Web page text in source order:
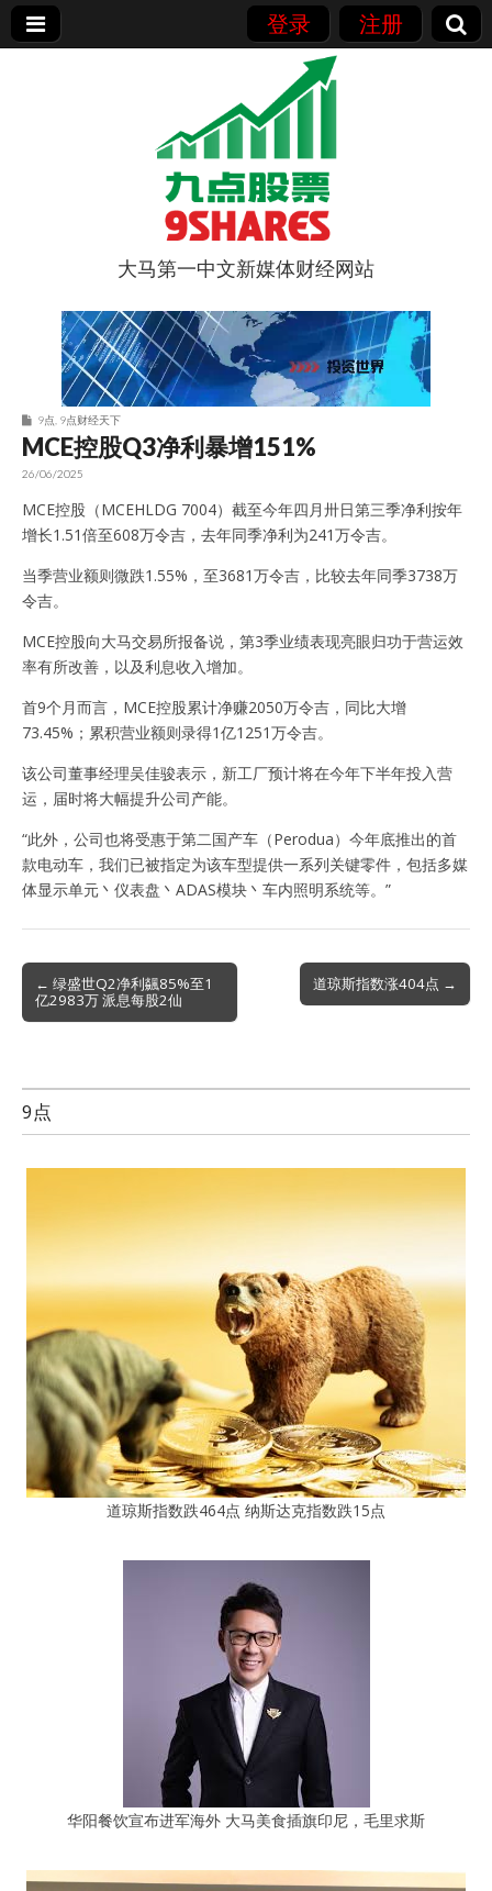
登录 注册
9点股票
大马第一中文新媒体财经网站
9点 9点财经天下
MCE控股Q3净利暴增151%
26/06/2025
MCE控股（MCEHLDG 7004）截至今年四月卅日第三季净利按年
增长1.51倍至608万令吉，去年同季净利为241万令吉。
当季营业额则微跌1.55%，至3681万令吉，比较去年同季3738万
令吉。
MCE控股向大马交易所报备说，第3季业绩表现亮眼归功于营运效
率有所改善，以及利息收入增加。
首9个月而言，MCE控股累计净赚2050万令吉，同比大增
73.45%；累积营业额则录得1亿1251万令吉。
该公司董事经理吴佳骏表示，新工厂预计将在今年下半年投入营
运，届时将大幅提升公司产能。
“此外，公司也将受惠于第二国产车（Perodua）今年底推出的首
款电动车，我们已被指定为该车型提供一系列关键零件，包括多媒
体显示单元丶仪表盘丶ADAS模块丶车内照明系统等。”
Post
navigation
← 绿盛世Q2净利飊85%至1
亿2983万 派息每股2仙
道琼斯指数涨404点 →
9点
道琼斯指数跌464点 纳斯达克指数跌15点
华阳餐饮宣布进军海外 大马美食插旗印尼，毛里求斯